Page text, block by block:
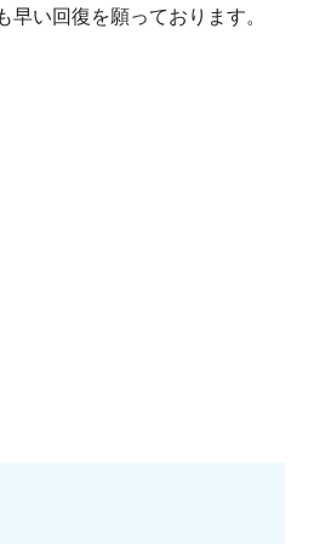
い回復を願っております。